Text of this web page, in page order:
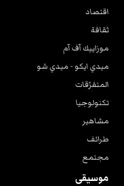
اقتصاد
ثقافة
موزاييك آف آم
ميدي ايكو - ميدي شو
المتفرّقات
تكنولوجيا
مشاهير
طرائف
مجتمع
موسيقى